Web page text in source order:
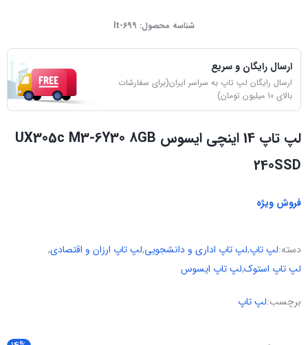
شناسه محصول: lt-699
ارسال رایگان و سریع
ارسال رایگان لپ تاپ به سراسر ایران(برای سفارشات
بالای 10 میلیون تومان)
لپ تاپ 14 اینچی ایسوس UX305c M3-6Y30 8GB
240SSD
فروش ویژه
دسته:لپ تاپ,لپ تاپ اداری و دانشجویی,لپ تاپ ارزان و اقتصادی,
لپ تاپ استوک,لپ تاپ ایسوس
برچسب:لپ تاپ